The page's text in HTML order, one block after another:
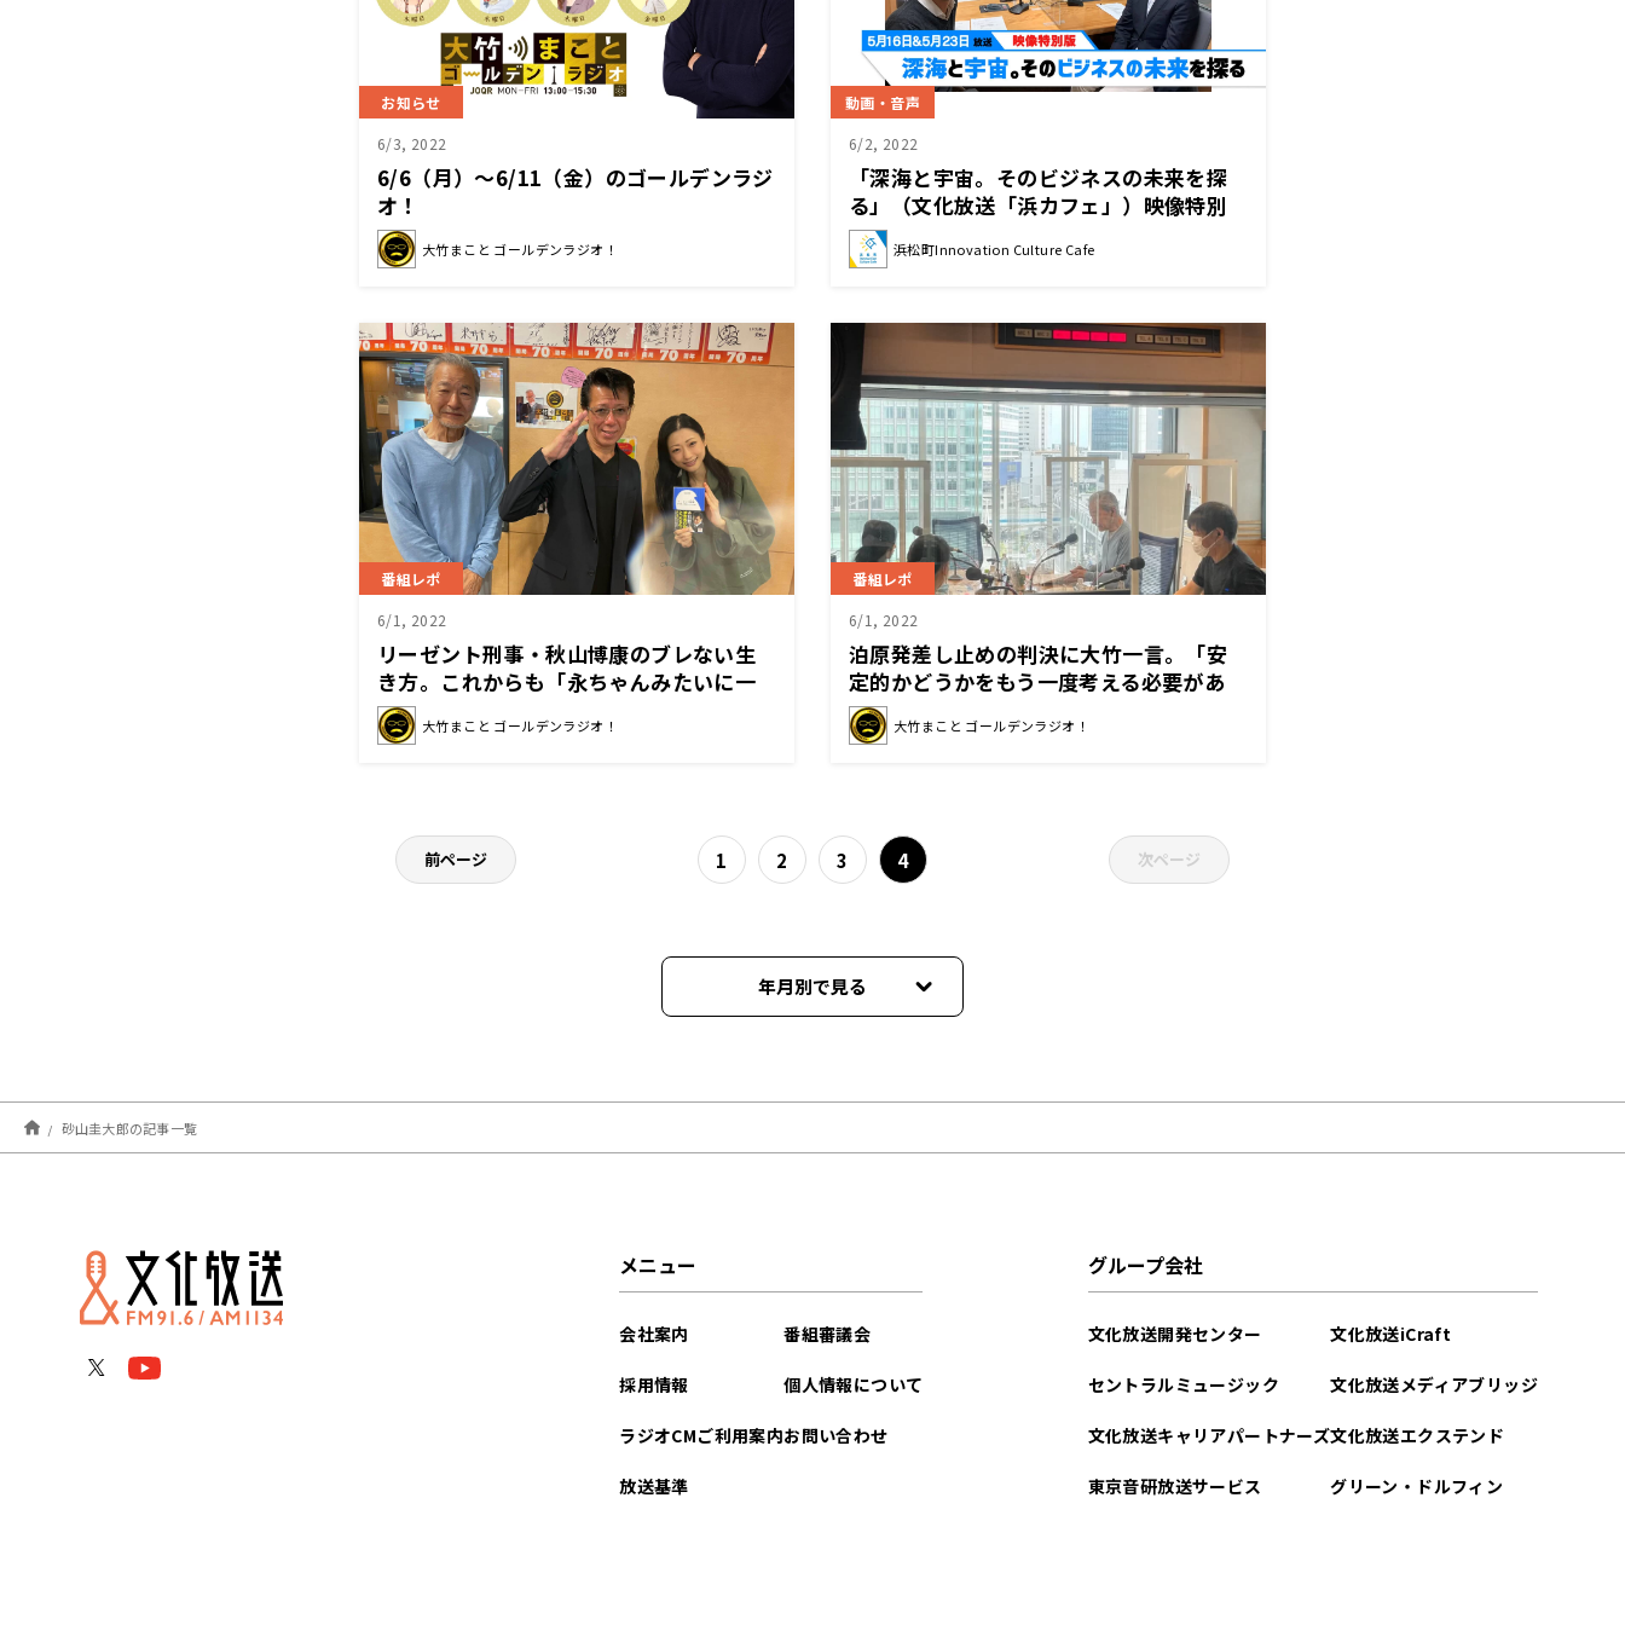
お知らせ
6/3, 2022
6/6（月）～6/11（金）のゴールデンラジ
オ！
大竹まこと ゴールデンラジオ！
動画・音声
6/2, 2022
「深海と宇宙。そのビジネスの未来を探
る」（文化放送「浜カフェ」）映像特別
版2022年5月16日（月）＆23日（月）石
田真康／伊藤昌平
浜松町Innovation Culture Cafe
番組レポ
6/1, 2022
リーゼント刑事・秋山博康のブレない生
き方。これからも「永ちゃんみたいに一
筋で」
大竹まこと ゴールデンラジオ！
番組レポ
6/1, 2022
泊原発差し止めの判決に大竹一言。「安
定的かどうかをもう一度考える必要があ
る」
大竹まこと ゴールデンラジオ！
前ページ 1 2 3 4 次ページ
年月別で見る
2026年04月
2026年03月
砂山圭大郎の記事一覧
メニュー
会社案内
採用情報
ラジオCMご利用案内
放送基準
番組審議会
個人情報について
お問い合わせ
グループ会社
文化放送開発センター
セントラルミュージック
文化放送キャリアパートナーズ
東京音研放送サービス
文化放送iCraft
文化放送メディアブリッジ
文化放送エクステンド
グリーン・ドルフィン